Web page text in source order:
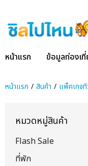
หน้าแรก ข้อมูลท่องเที่
หน้าแรก สินค้า แพ็คเกจ
หมวดหมู่สินค้า
Flash Sale
ที่พัก